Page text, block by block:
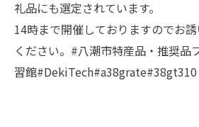
礼品にも選定されています。
14時まで開催しておりますのでお
ください。#八潮市特産品・推奨品
習館#DekiTech#a38grate#38gt310